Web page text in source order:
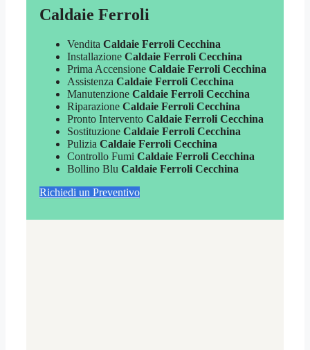
Caldaie Ferroli
Vendita Caldaie Ferroli Cecchina
Installazione Caldaie Ferroli Cecchina
Prima Accensione Caldaie Ferroli Cecchina
Assistenza Caldaie Ferroli Cecchina
Manutenzione Caldaie Ferroli Cecchina
Riparazione Caldaie Ferroli Cecchina
Pronto Intervento Caldaie Ferroli Cecchina
Sostituzione Caldaie Ferroli Cecchina
Pulizia Caldaie Ferroli Cecchina
Controllo Fumi Caldaie Ferroli Cecchina
Bollino Blu Caldaie Ferroli Cecchina
Richiedi un Preventivo